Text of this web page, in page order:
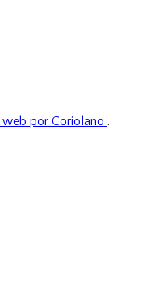
web por Coriolano .